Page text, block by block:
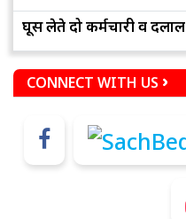
घूस लेते दो कर्मचारी व
CONNECT WITH US